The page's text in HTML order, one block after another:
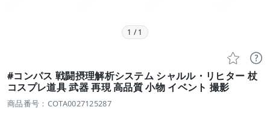
1 /1
 
#コンパス 戦闘摂理解析システム シャルル・リヒター 杖
コスプレ道具 武器 再現 高品質 小物 イベント 撮影
商品番号：COTA0027125287